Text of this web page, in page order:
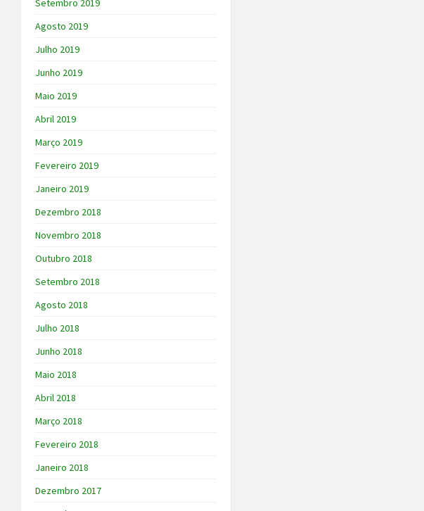
Setembro 2019
Agosto 2019
Julho 2019
Junho 2019
Maio 2019
Abril 2019
Março 2019
Fevereiro 2019
Janeiro 2019
Dezembro 2018
Novembro 2018
Outubro 2018
Setembro 2018
Agosto 2018
Julho 2018
Junho 2018
Maio 2018
Abril 2018
Março 2018
Fevereiro 2018
Janeiro 2018
Dezembro 2017